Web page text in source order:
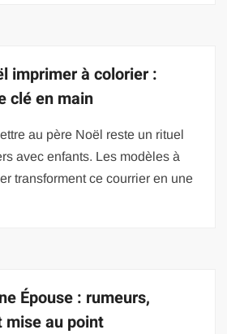
imprimer à colorier :
clé en main
au père Noël reste un rituel
avec enfants. Les modèles à
transforment ce courrier en une
Épouse : rumeurs,
au point